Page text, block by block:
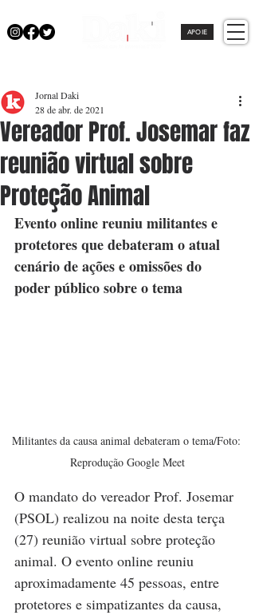
APOIE
Vereador Prof. Josemar faz
reunião virtual sobre
Proteção Animal
Jornal Daki
28 de abr. de 2021
Evento online reuniu militantes e
protetores que debateram o atual
cenário de ações e omissões do
poder público sobre o tema
Militantes da causa animal debateram o tema/Foto:
Reprodução Google Meet
O mandato do vereador Prof. Josemar
(PSOL) realizou na noite desta terça
(27) reunião virtual sobre proteção
animal. O evento online reuniu
aproximadamente 45 pessoas, entre
protetores e simpatizantes da causa,